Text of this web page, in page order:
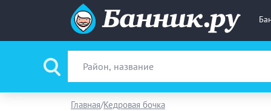
Вид парной
Главная Кедровая бочка